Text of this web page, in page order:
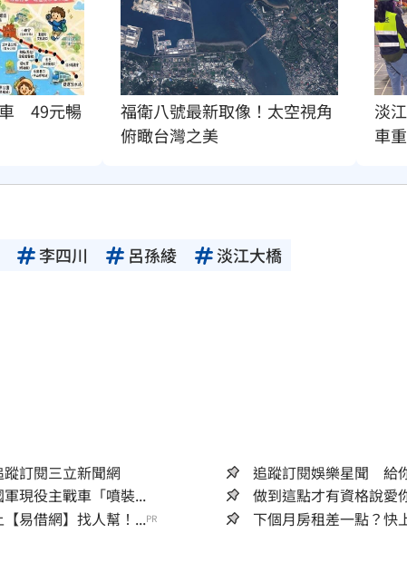
　49元暢
福衛八號最新取像！太空視角
俯瞰台灣之美
淡
車
李四川 呂孫綾 淡江大橋
訂閱三立新聞網
追蹤訂閱娛樂星聞 給
現役主戰車「噴裝...
做到這點才有資格說愛
易借網】找人幫！...PR 下個月房租差一點？快